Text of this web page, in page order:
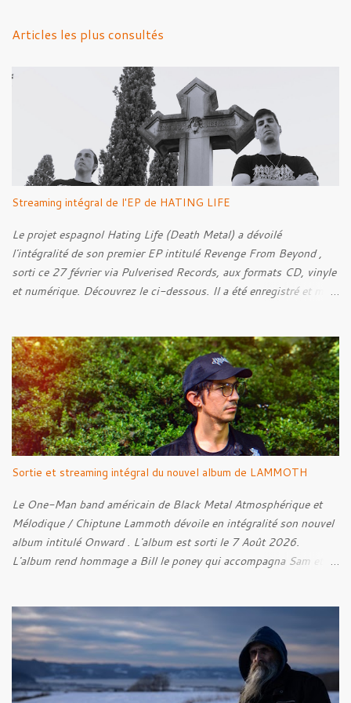
Articles les plus consultés
Streaming intégral de l'EP de HATING LIFE
Le projet espagnol Hating Life (Death Metal) a dévoilé
l'intégralité de son premier EP intitulé Revenge From Beyond ,
sorti ce 27 février via Pulverised Records, aux formats CD, vinyle
et numérique. Découvrez le ci-dessous. Il a été enregistré et mixé
Rebellion Against The Vile 05. Revenge From Beyond 06. The
Sense Of Fear
Sortie et streaming intégral du nouvel album de LAMMOTH
Le One-Man band américain de Black Metal Atmosphérique et
Mélodique / Chiptune Lammoth dévoile en intégralité son nouvel
album intitulé Onward . L'album est sorti le 7 Août 2026.
L'album rend hommage a Bill le poney qui accompagna Sam et
Half-Starved Pony 02. To Be Free (Bill) 03. A Gardener - 04:05
04. Farewell, Good Beast of Burden 05. A Fox Passing Through
the Woods on Business of Their Own 06. The Road to Bree 07.
We Were Born to Suffer 08. Horsethieving 09. A Final Parting
Onward de Lammoth